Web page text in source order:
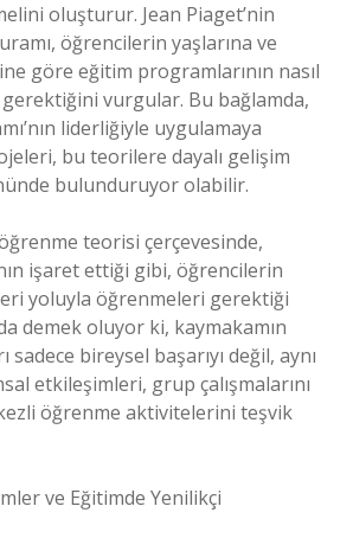
oluşturur. Jean Piaget’nin
öğrencilerin yaşlarına ve
göre eğitim programlarının nasıl
vurgular. Bu bağlamda,
liderliğiyle uygulamaya
bu teorilere dayalı gelişim
bulunduruyor olabilir.
teorisi çerçevesinde,
işaret ettiği gibi, öğrencilerin
yoluyla öğrenmeleri gerektiği
demek oluyor ki, kaymakamın
bireysel başarıyı değil, aynı
etkileşimleri, grup çalışmalarını
öğrenme aktivitelerini teşvik
ve Eğitimde Yenilikçi